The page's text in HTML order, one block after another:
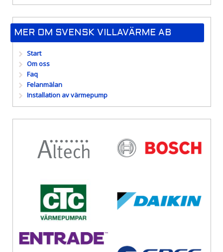
MER OM SVENSK VILLAVÄRME AB
Start
Om oss
Faq
Felanmälan
Installation av värmepump